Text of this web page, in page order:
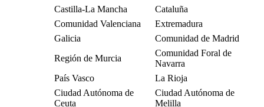
Castilla-La Mancha
Cataluña
Comunidad Valenciana
Extremadura
Galicia
Comunidad de Madrid
Región de Murcia
Comunidad Foral de
Navarra
País Vasco
La Rioja
Ciudad Autónoma de
Ceuta
Ciudad Autónoma de
Melilla